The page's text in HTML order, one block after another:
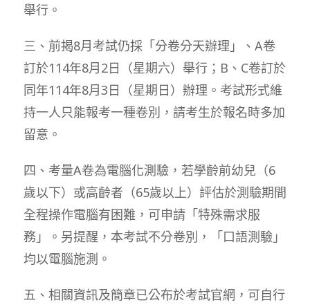
舉行。
三、前揭8月考試仍採「分卷分天辦理」、A卷
訂於114年8月2日（星期六）舉行；B、C卷訂於
同年114年8月3日（星期日）辦理。考試形式維
持一人只能報考一種卷別，請考生於報名時多加
留意。
四、考量A卷為電腦化測驗，若學齡前幼兒（6
歲以下）或高齡者（65歲以上）評估於測驗期間
全程操作電腦有困難，可申請「特殊需求服
務」。另提醒，本考試不分卷別，「口語測驗」
均以電腦施測。
五、相關資訊及簡章已公布於考試官網，可自行